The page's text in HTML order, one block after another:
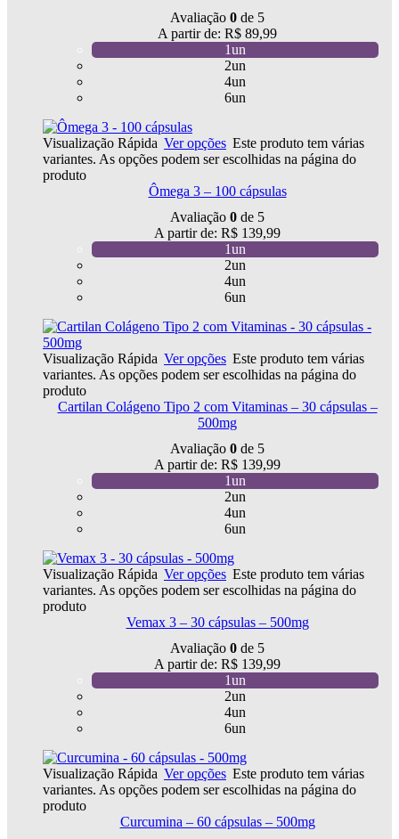
Avaliação 0 de 5
A partir de: R$ 89,99
1un
2un
4un
6un
Visualização Rápida Ver opções Este produto tem várias
variantes. As opções podem ser escolhidas na página do
produto
Ômega 3 – 100 cápsulas
Avaliação 0 de 5
A partir de: R$ 139,99
1un
2un
4un
6un
Visualização Rápida Ver opções Este produto tem várias
variantes. As opções podem ser escolhidas na página do
produto
Cartilan Colágeno Tipo 2 com Vitaminas – 30 cápsulas –
500mg
Avaliação 0 de 5
A partir de: R$ 139,99
1un
2un
4un
6un
Visualização Rápida Ver opções Este produto tem várias
variantes. As opções podem ser escolhidas na página do
produto
Vemax 3 – 30 cápsulas – 500mg
Avaliação 0 de 5
A partir de: R$ 139,99
1un
2un
4un
6un
Visualização Rápida Ver opções Este produto tem várias
variantes. As opções podem ser escolhidas na página do
produto
Curcumina – 60 cápsulas – 500mg